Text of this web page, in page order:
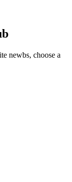
newbs, choose a